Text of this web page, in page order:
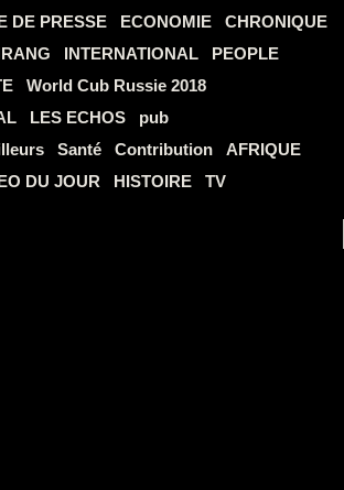
DE PRESSE ECONOMIE
CHRONIQUE
INTERNATIONAL
PEOPLE
World Cub Russie 2018
LES ECHOS
pub
Santé Contribution
AFRIQUE
DU JOUR HISTOIRE TV